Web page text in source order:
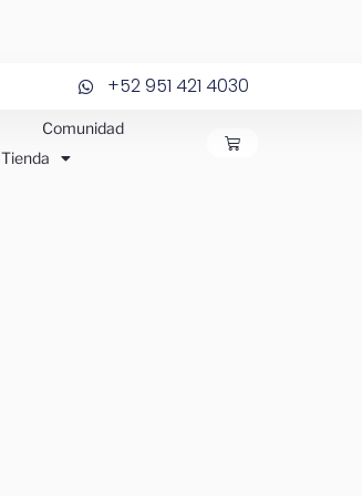
+52 951 421 4030
Comunidad
Tienda CARRITO